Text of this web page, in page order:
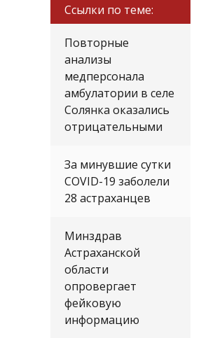
Ссылки по теме:
Повторные
анализы
медперсонала
амбулатории в селе
Солянка оказались
отрицательными
За минувшие сутки
COVID-19 заболели
28 астраханцев
Минздрав
Астраханской
области
опровергает
фейковую
информацию